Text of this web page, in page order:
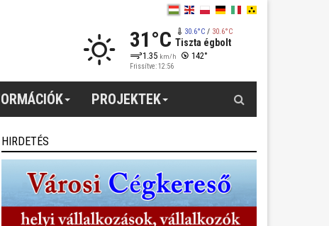
31°C 30.6°C/ 30.6°C
Tiszta égbolt
1.35 km/h 142°
Frissítve: 12:56
PROJEKTEK
HIRDETÉS